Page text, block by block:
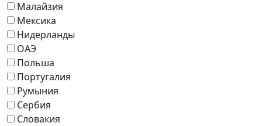
Малайзия
Мексика
Нидерланды
ОАЭ
Польша
Португалия
Румыния
Сербия
Словакия